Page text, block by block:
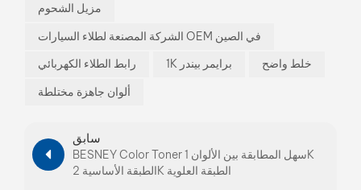
مزيل الشحوم
الشركة المصنعة لطلاء السيارات OEM في الصين
رابط الطلاء الكهربائي
1K برايمر بيندر
خلط واضح
ألوان جاهزة مختلطة
سابق
BESNEY Color Toner سهل المطابقة بين الألوان 1K
الطبقة الأساسية 2K الطبقة العلوية